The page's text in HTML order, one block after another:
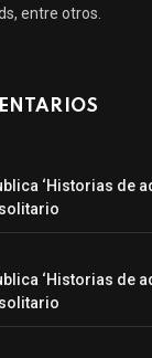
entre otros.
‘Historias de
‘Historias de